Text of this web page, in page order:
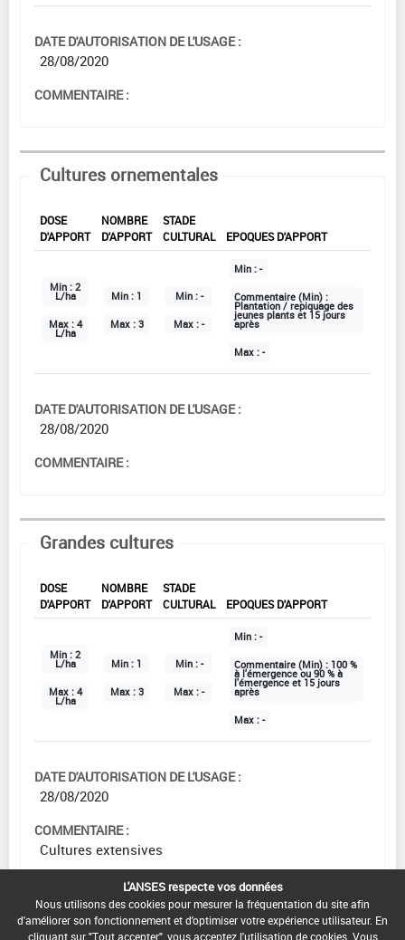
DATE D'AUTORISATION DE L'USAGE :
28/08/2020
COMMENTAIRE :
Cultures ornementales
DOSE
D'APPORT
NOMBRE
D'APPORT
STADE
CULTURAL
EPOQUES D'APPORT
Min : 2
L/ha
Max : 4
L/ha
Min : 1
Max : 3
Min : -
Max : -
Min : -
Commentaire (Min) :
Plantation / repiquage des
jeunes plants et 15 jours
après
Max : -
DATE D'AUTORISATION DE L'USAGE :
28/08/2020
COMMENTAIRE :
Grandes cultures
DOSE
D'APPORT
NOMBRE
D'APPORT
STADE
CULTURAL
EPOQUES D'APPORT
Min : 2
L/ha
Max : 4
L/ha
Min : 1
Max : 3
Min : -
Max : -
Min : -
Commentaire (Min) : 100 %
à l'émergence ou 90 % à
l'émergence et 15 jours
après
Max : -
DATE D'AUTORISATION DE L'USAGE :
28/08/2020
COMMENTAIRE :
Cultures extensives
Pépinière
L'ANSES respecte vos données
Nous utilisons des cookies pour mesurer la fréquentation du site afin
d'améliorer son fonctionnement et d'optimiser votre expérience utilisateur. En
cliquant sur "Tout accepter", vous acceptez l'utilisation de cookies. Vous